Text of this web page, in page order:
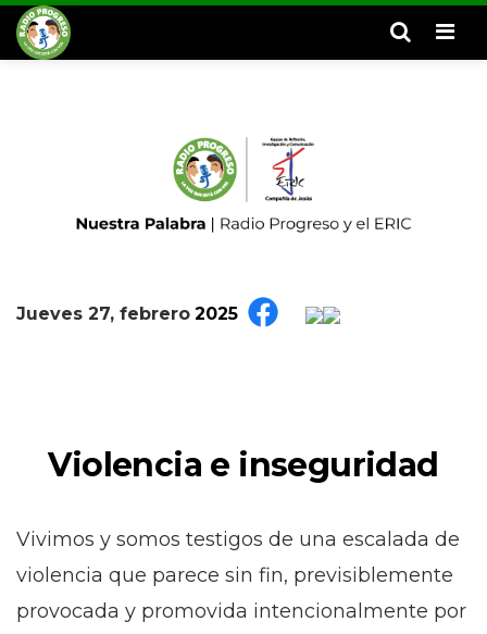
Jueves 27, febrero 2025
Violencia e inseguridad
Vivimos y somos testigos de una escalada de
violencia que parece sin fin, previsiblemente
provocada y promovida intencionalmente por